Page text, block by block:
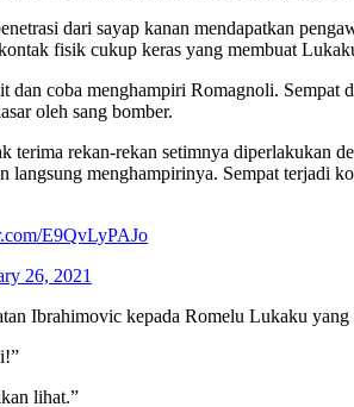
dari sayap kanan mendapatkan
fisik cukup keras yang membuat
coba menghampiri Romagnoli.
oleh sang bomber.
rekan-rekan setimnya diperlakukan
menghampirinya. Sempat terjadi
E9QvLyPAJo
26, 2021
Ibrahimovic kepada Romelu Lukaku
lihat.”